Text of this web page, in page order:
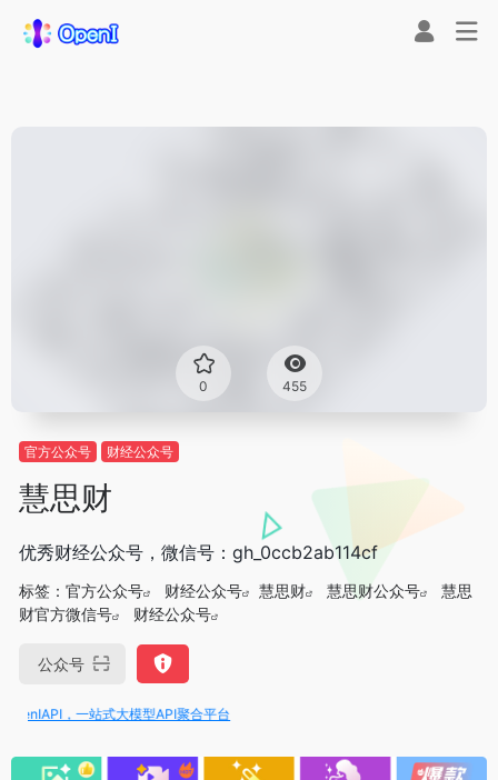
0 455
官方公众号 财经公众号
慧思财
优秀财经公众号，微信号：gh_0ccb2ab114cf
标签： 官方公众号 财经公众号 慧思财 慧思财公众号
慧思
财官方微信号
财经公众号
公众号
，一站式大模型API聚合平台